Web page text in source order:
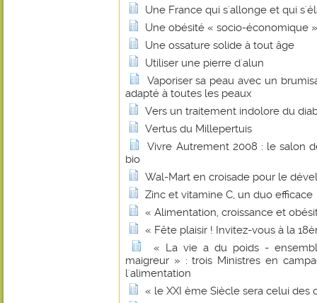
Une France qui s'allonge et qui
Une obésité « socio-économique
Une ossature solide à tout âge
Utiliser une pierre d'alun
Vaporiser sa peau avec un
adapté à toutes les peaux
Vers un traitement indolore du
Vertus du Millepertuis
Vivre Autrement 2008 : le salon
bio
Wal-Mart en croisade pour le
Zinc et vitamine C, un duo efficace
« Alimentation, croissance et
« Fête plaisir ! Invitez-vous à la
« La vie a du poids -
maigreur » : trois Ministres en
l'alimentation
« le XXI ème Siècle sera celui des